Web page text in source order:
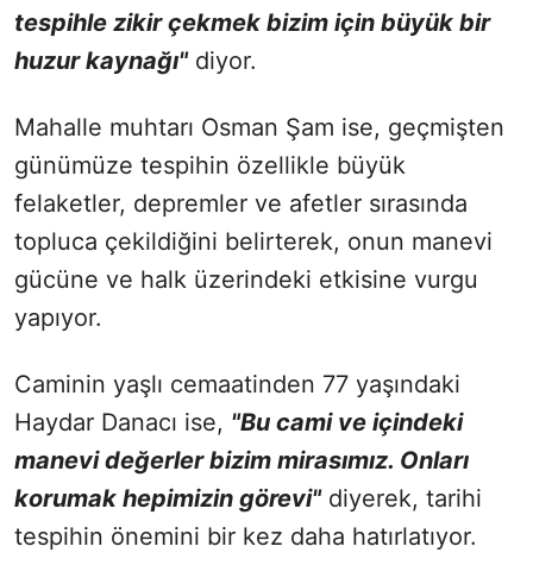
tespihle zikir çekmek bizim için büyük bir
huzur kaynağı"diyor.
Mahalle muhtarı Osman Şam ise, geçmişten
günümüze tespihin özellikle büyük
felaketler, depremler ve afetler sırasında
topluca çekildiğini belirterek, onun manevi
gücüne ve halk üzerindeki etkisine vurgu
yapıyor.
Caminin yaşlı cemaatinden 77 yaşındaki
Haydar Danacı ise, "Bu cami ve içindeki
manevi değerler bizim mirasımız. Onları
korumak hepimizin görevi"diyerek, tarihi
tespihin önemini bir kez daha hatırlatıyor.